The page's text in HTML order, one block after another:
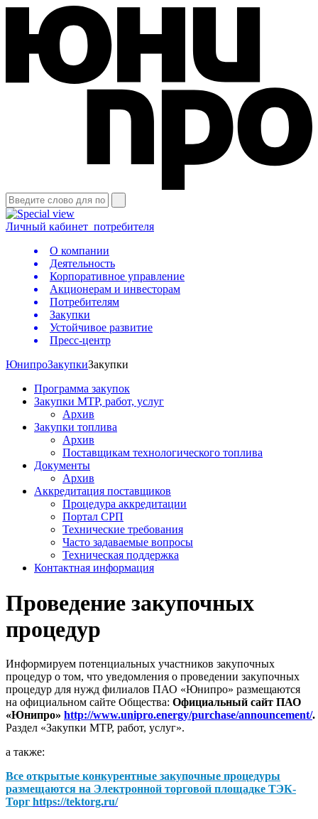
Личный кабинет потребителя
О компании
Деятельность
Корпоративное управление
Акционерам и инвесторам
Потребителям
Закупки
Устойчивое развитие
Пресс-центр
ЮнипроЗакупкиЗакупки
Программа закупок
Закупки МТР, работ, услуг
Архив
Закупки топлива
Архив
Поставщикам технологического топлива
Документы
Архив
Аккредитация поставщиков
Процедура аккредитации
Портал СРП
Технические требования
Часто задаваемые вопросы
Техническая поддержка
Контактная информация
Проведение закупочных
процедур
Информируем потенциальных участников закупочных
процедур о том, что уведомления о проведении закупочных
процедур для нужд филиалов ПАО «Юнипро» размещаются
на официальном сайте Общества: Официальный сайт ПАО
«Юнипро» http://www.unipro.energy/purchase/announcement/.
Раздел «Закупки МТР, работ, услуг».
а также:
Все открытые конкурентные закупочные процедуры
размещаются на Электронной торговой площадке ТЭК-
Торг https://tektorg.ru/